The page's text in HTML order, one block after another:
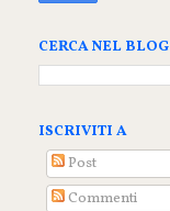
CERCA NEL BLOG
ISCRIVITI A
Post
Commenti